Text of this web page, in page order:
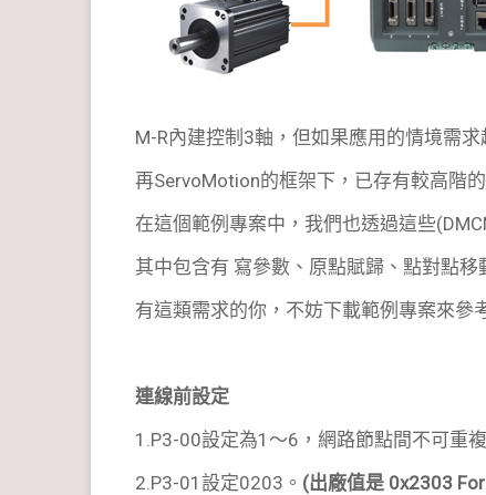
M-R內建控制3軸，但如果應用的情境需
再ServoMotion的框架下，已存有較高階
在這個範例專案中，我們也透過這些
其中包含有 寫參數、原點賦歸、點對點
有這類需求的你，不妨下載範例專案來參
連線前設定
1.P3-00設定為1～6，網路節點間不可重複
2.P3-01設定0203。 (出廠值是 0x2303 For